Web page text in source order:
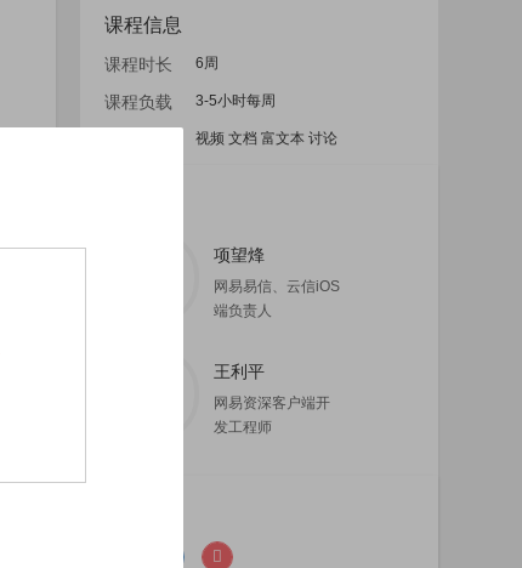
课程信息
课程时长 6周
课程负载 3-5小时每周
视频 文档 富文本 讨论
项望烽
网易易信、云信iOS
端负责人
王利平
网易资深客户端开
发工程师